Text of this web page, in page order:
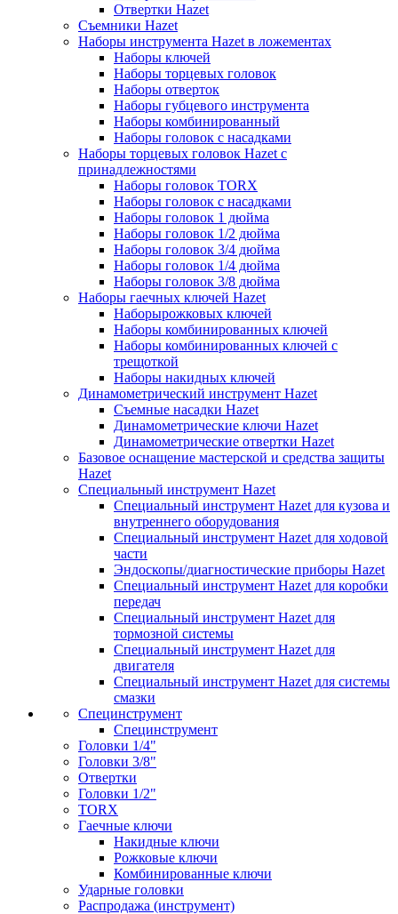
Отвертки Hazet
Съемники Hazet
Наборы инструмента Hazet в ложементах
Наборы ключей
Наборы торцевых головок
Наборы отверток
Наборы губцевого инструмента
Наборы комбинированный
Наборы головок с насадками
Наборы торцевых головок Hazet с
принадлежностями
Наборы головок TORX
Наборы головок с насадками
Наборы головок 1 дюйма
Наборы головок 1/2 дюйма
Наборы головок 3/4 дюйма
Наборы головок 1/4 дюйма
Наборы головок 3/8 дюйма
Наборы гаечных ключей Hazet
Наборырожковых ключей
Наборы комбинированных ключей
Наборы комбинированных ключей с
трещоткой
Наборы накидных ключей
Динамометрический инструмент Hazet
Съемные насадки Hazet
Динамометрические ключи Hazet
Динамометрические отвертки Hazet
Базовое оснащение мастерской и средства защиты
Hazet
Специальный инструмент Hazet
Специальный инструмент Hazet для кузова и
внутреннего оборудования
Специальный инструмент Hazet для ходовой
части
Эндоскопы/диагностические приборы Hazet
Специальный инструмент Hazet для коробки
передач
Специальный инструмент Hazet для
тормозной системы
Специальный инструмент Hazet для
двигателя
Специальный инструмент Hazet для системы
смазки
Специнструмент
Специнструмент
Головки 1/4"
Головки 3/8"
Отвертки
Головки 1/2"
TORX
Гаечные ключи
Накидные ключи
Рожковые ключи
Комбинированные ключи
Ударные головки
Распродажа (инструмент)